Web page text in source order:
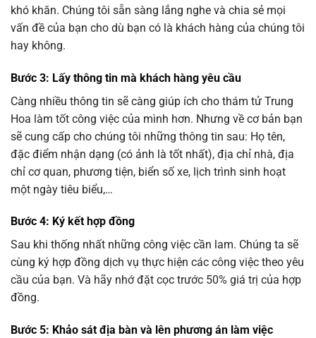
khó khăn. Chúng tôi sẵn sàng lắng nghe và chia sẻ mọi
vấn đề của bạn cho dù bạn có là khách hàng của chúng tôi
hay không.
Bước 3: Lấy thông tin mà khách hàng yêu cầu
Càng nhiều thông tin sẽ càng giúp ích cho thám tử Trung
Hoa làm tốt công việc của mình hơn. Nhưng về cơ bản bạn
sẽ cung cấp cho chúng tôi những thông tin sau: Họ tên,
đặc điểm nhận dạng (có ảnh là tốt nhất), địa chỉ nhà, địa
chỉ cơ quan, phương tiện, biển số xe, lịch trình sinh hoạt
một ngày tiêu biểu,…
Bước 4: Ký kết hợp đồng
Sau khi thống nhất những công việc cần lam. Chúng ta sẽ
cùng ký hợp đồng dịch vụ thực hiện các công việc theo yêu
cầu của bạn. Và hãy nhớ đặt cọc trước 50% giá trị của hợp
đồng.
Bước 5: Khảo sát địa bàn và lên phương án làm việc